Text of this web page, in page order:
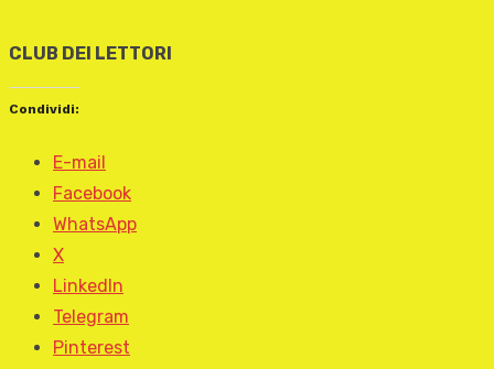
CLUB DEI LETTORI
Condividi:
E-mail
Facebook
WhatsApp
X
LinkedIn
Telegram
Pinterest